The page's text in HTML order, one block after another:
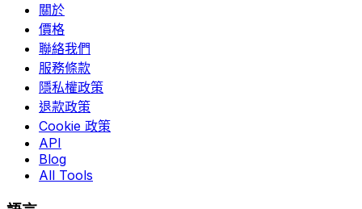
關於
價格
聯絡我們
服務條款
隱私權政策
退款政策
Cookie 政策
API
Blog
All Tools